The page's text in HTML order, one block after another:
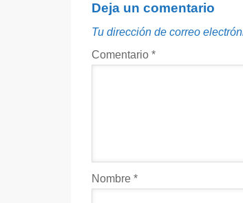
Deja un comentario
Tu dirección de correo
Comentario *
Nombre *